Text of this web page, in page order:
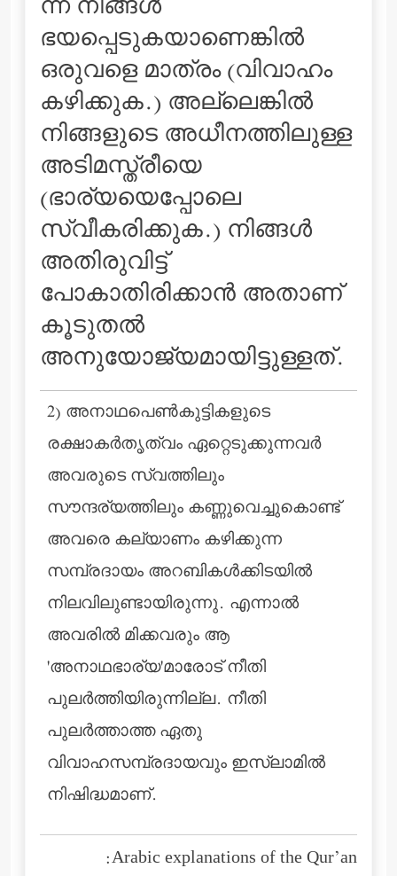
ന്ന് നിങ്ങള്‍
ഭയപ്പെടുകയാണെങ്കില്‍
ഒരുവളെ മാത്രം (വിവാഹം
കഴിക്കുക.) അല്ലെങ്കില്‍
നിങ്ങളുടെ അധീനത്തിലുള്ള
അടിമസ്ത്രീയെ
(ഭാര്യയെപ്പോലെ
സ്വീകരിക്കുക.) നിങ്ങള്‍
അതിരുവിട്ട്
പോകാതിരിക്കാന്‍ അതാണ്
കൂടുതല്‍
അനുയോജ്യമായിട്ടുള്ളത്‌.
2) അനാഥപെണ്‍കുട്ടികളുടെ
രക്ഷാകര്‍തൃത്വം ഏറ്റെടുക്കുന്നവര്‍
അവരുടെ സ്വത്തിലും
സൗന്ദര്യത്തിലും കണ്ണുവെച്ചുകൊണ്ട്
അവരെ കല്യാണം കഴിക്കുന്ന
സമ്പ്രദായം അറബികള്‍ക്കിടയില്‍
നിലവിലുണ്ടായിരുന്നു. എന്നാല്‍
അവരില്‍ മിക്കവരും ആ
'അനാഥഭാര്യ'മാരോട് നീതി
പുലര്‍ത്തിയിരുന്നില്ല. നീതി
പുലര്‍ത്താത്ത ഏതു
വിവാഹസമ്പ്രദായവും ഇസ്‌ലാമില്‍
നിഷിദ്ധമാണ്.
Arabic explanations of the Qur’an: